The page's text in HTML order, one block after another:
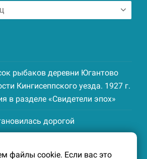
рыбаков деревни Югантово
Кингисеппского уезда. 1927 г.
в разделе «Свидетели эпох»
дорогой
Кингисеппского уезда. 1926-
файлы cookie. Если вас это